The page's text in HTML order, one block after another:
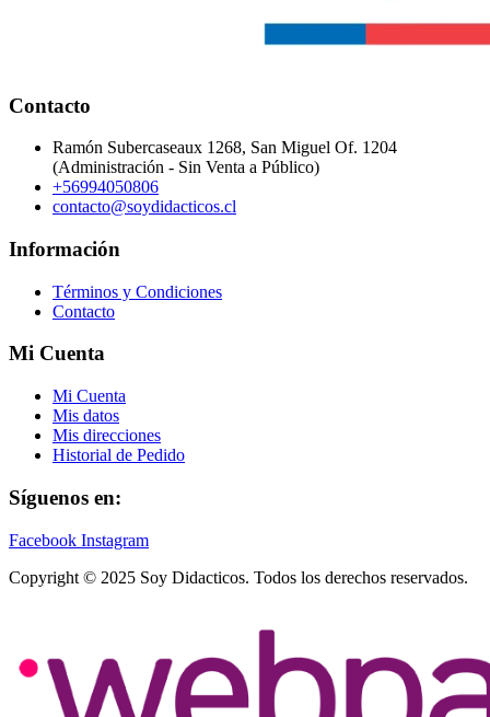
Contacto
Ramón Subercaseaux 1268, San Miguel Of. 1204
(Administración - Sin Venta a Público)
+56994050806
contacto@soydidacticos.cl
Información
Términos y Condiciones
Contacto
Mi Cuenta
Mi Cuenta
Mis datos
Mis direcciones
Historial de Pedido
Síguenos en:
Facebook Instagram
Copyright © 2025 Soy Didacticos. Todos los derechos reservados.